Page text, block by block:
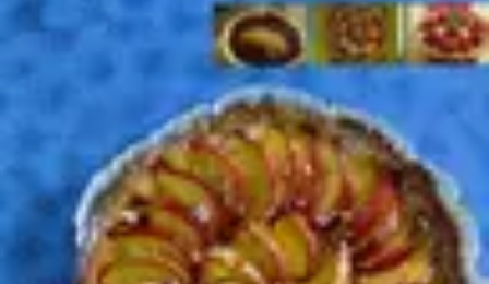
Accompagnement Funéraire
Accompagnement Funéraire
Choix de l'accompagnement
Choix et
Évaluation des Services
Accompagnement Funéraire